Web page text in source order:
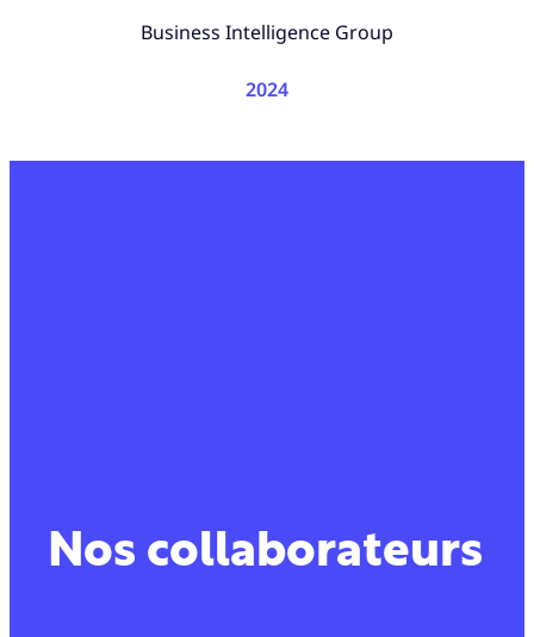
Business Intelligence Group
2024
Nos collaborateurs